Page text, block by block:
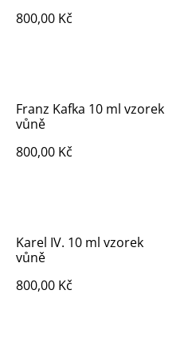
800,00 Kč
Franz Kafka 10 ml vzorek
vůně
800,00 Kč
Karel IV. 10 ml vzorek
vůně
800,00 Kč